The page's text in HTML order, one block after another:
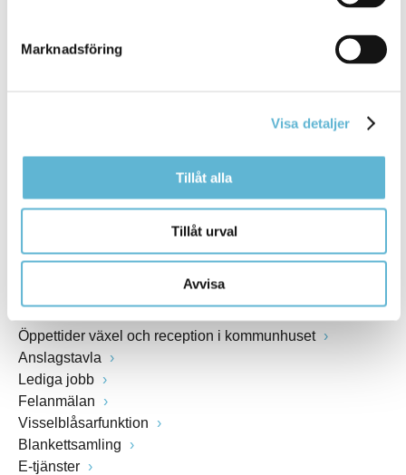
Marknadsföring
Visa detaljer
Tillåt alla
Tillåt urval
Avvisa
Box 18, 295 21 Bromölla
Fax: 0456-82 22 00
Öppettider växel och reception i kommunhuset
Anslagstavla
Lediga jobb
Felanmälan
Visselblåsarfunktion
Blankettsamling
E-tjänster